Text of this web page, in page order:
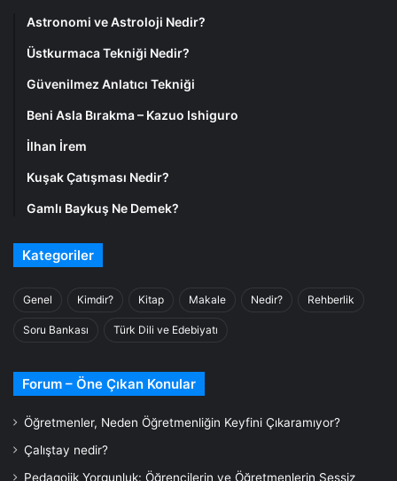
Astronomi ve Astroloji Nedir?
Üstkurmaca Tekniği Nedir?
Güvenilmez Anlatıcı Tekniği
Beni Asla Bırakma – Kazuo Ishiguro
İlhan İrem
Kuşak Çatışması Nedir?
Gamlı Baykuş Ne Demek?
Kategoriler
Genel Kimdir? Kitap Makale Nedir? Rehberlik
Soru Bankası Türk Dili ve Edebiyatı
Forum – Öne Çıkan Konular
Öğretmenler, Neden Öğretmenliğin Keyfini Çıkaramıyor?
Çalıştay nedir?
Pedagojik Yorgunluk: Öğrencilerin ve Öğretmenlerin Sessiz